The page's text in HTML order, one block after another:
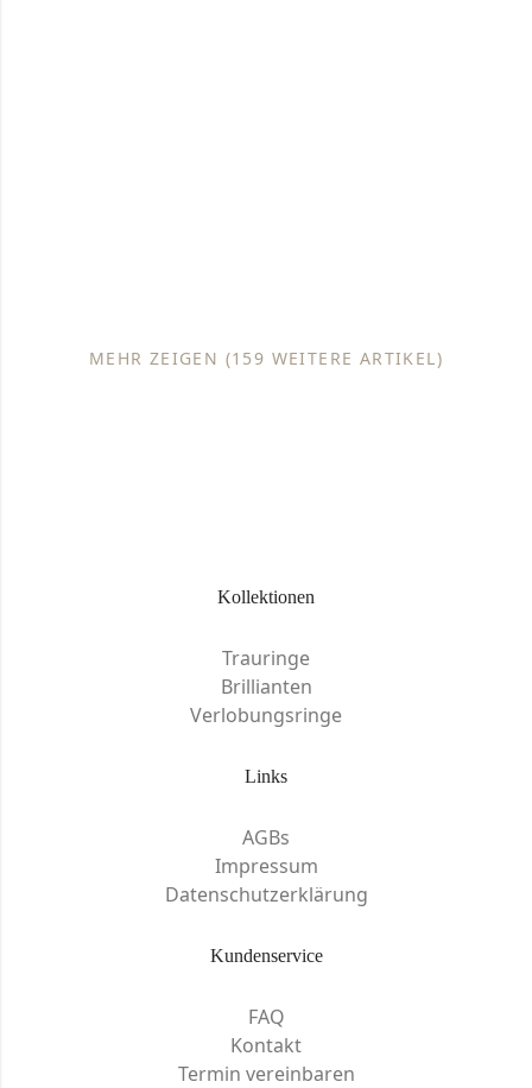
MEHR ZEIGEN (159 WEITERE ARTIKEL)
Kollektionen
Trauringe
Brillianten
Verlobungsringe
Links
AGBs
Impressum
Datenschutzerklärung
Kundenservice
FAQ
Kontakt
Termin vereinbaren